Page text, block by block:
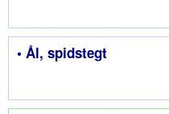
• Ål, spidstegt